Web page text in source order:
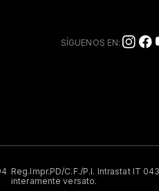
SÍGUENOS EN:
Reg.Impr.PD/C.F./P.I. Intrastat IT
interamente versato.